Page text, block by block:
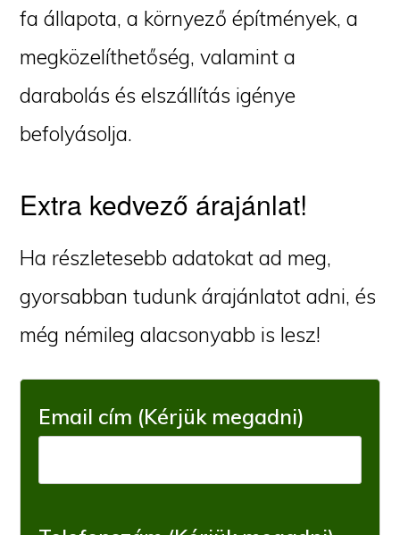
fa állapota, a környező építmények, a
megközelíthetőség, valamint a
darabolás és elszállítás igénye
befolyásolja.
Extra kedvező árajánlat!
Ha részletesebb adatokat ad meg,
gyorsabban tudunk árajánlatot adni, és
még némileg alacsonyabb is lesz!
Email cím (Kérjük megadni)